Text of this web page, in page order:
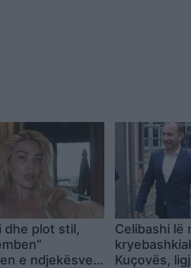
dhe plot stil,
e ndjekësve
Celibashi lë
Kuçovës,